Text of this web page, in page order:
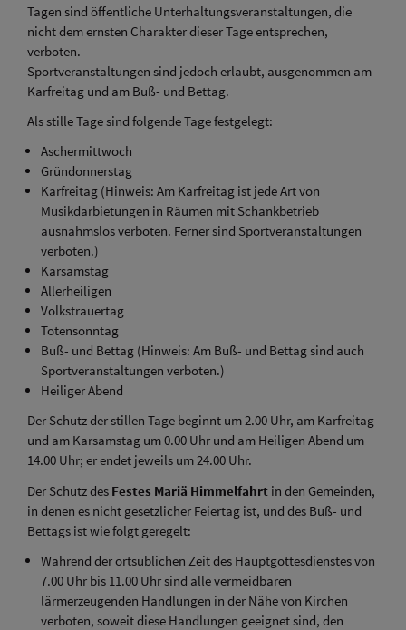
Tagen sind öffentliche Unterhaltungsveranstaltungen, die
nicht dem ernsten Charakter dieser Tage entsprechen,
verboten.
Sportveranstaltungen sind jedoch erlaubt, ausgenommen am
Karfreitag und am Buß- und Bettag.
Als stille Tage sind folgende Tage festgelegt:
Aschermittwoch
Gründonnerstag
Karfreitag (Hinweis: Am Karfreitag ist jede Art von
Musikdarbietungen in Räumen mit Schankbetrieb
ausnahmslos verboten. Ferner sind Sportveranstaltungen
verboten.)
Karsamstag
Allerheiligen
Volkstrauertag
Totensonntag
Buß- und Bettag (Hinweis: Am Buß- und Bettag sind auch
Sportveranstaltungen verboten.)
Heiliger Abend
Der Schutz der stillen Tage beginnt um 2.00 Uhr, am Karfreitag
und am Karsamstag um 0.00 Uhr und am Heiligen Abend um
14.00 Uhr; er endet jeweils um 24.00 Uhr.
Der Schutz des Festes Mariä Himmelfahrt in den Gemeinden,
in denen es nicht gesetzlicher Feiertag ist, und des Buß- und
Bettags ist wie folgt geregelt:
Während der ortsüblichen Zeit des Hauptgottesdienstes von
7.00 Uhr bis 11.00 Uhr sind alle vermeidbaren
lärmerzeugenden Handlungen in der Nähe von Kirchen
verboten, soweit diese Handlungen geeignet sind, den